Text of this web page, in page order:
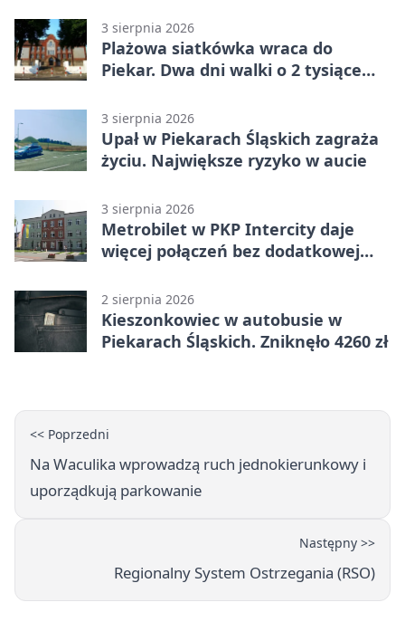
3 sierpnia 2026
Plażowa siatkówka wraca do
Piekar. Dwa dni walki o 2 tysiące
3 sierpnia 2026
Upał w Piekarach Śląskich zagraża
życiu. Największe ryzyko w aucie
3 sierpnia 2026
Metrobilet w PKP Intercity daje
więcej połączeń bez dodatkowej
2 sierpnia 2026
Kieszonkowiec w autobusie w
Piekarach Śląskich. Zniknęło 4260 zł
<< Poprzedni
Na Waculika wprowadzą ruch jednokierunkowy i
uporządkują parkowanie
Następny >>
Regionalny System Ostrzegania (RSO)